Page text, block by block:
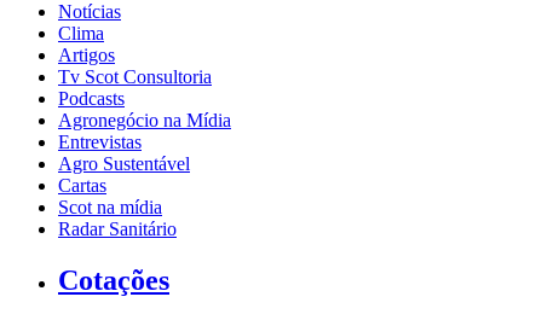
Notícias
Clima
Artigos
Tv Scot Consultoria
Podcasts
Agronegócio na Mídia
Entrevistas
Agro Sustentável
Cartas
Scot na mídia
Radar Sanitário
Cotações